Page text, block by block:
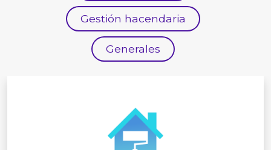
Gestión hacendaria
Generales